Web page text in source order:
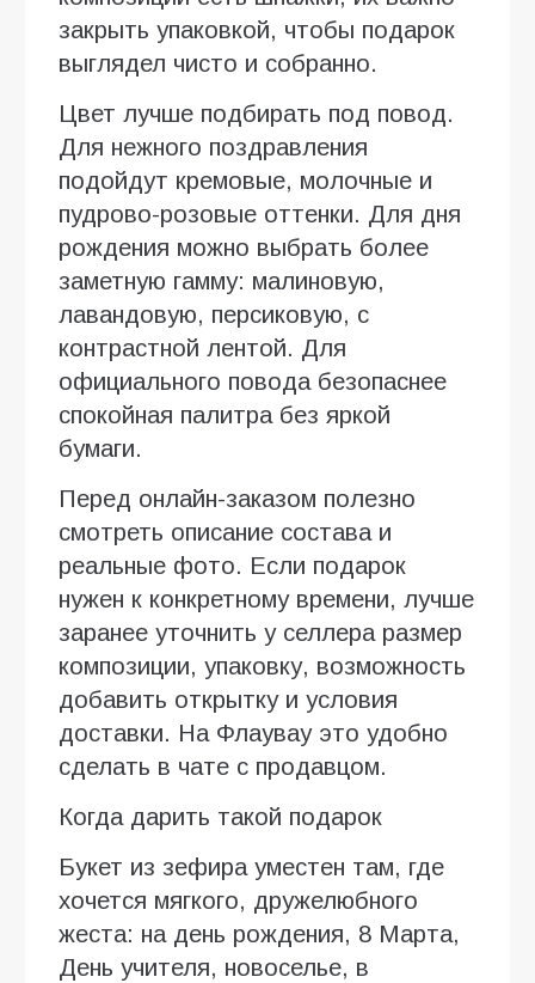
закрыть упаковкой, чтобы подарок
выглядел чисто и собранно.
Цвет лучше подбирать под повод.
Для нежного поздравления
подойдут кремовые, молочные и
пудрово-розовые оттенки. Для дня
рождения можно выбрать более
заметную гамму: малиновую,
лавандовую, персиковую, с
контрастной лентой. Для
официального повода безопаснее
спокойная палитра без яркой
бумаги.
Перед онлайн-заказом полезно
смотреть описание состава и
реальные фото. Если подарок
нужен к конкретному времени, лучше
заранее уточнить у селлера размер
композиции, упаковку, возможность
добавить открытку и условия
доставки. На Флаувау это удобно
сделать в чате с продавцом.
Когда дарить такой подарок
Букет из зефира уместен там, где
хочется мягкого, дружелюбного
жеста: на день рождения, 8 Марта,
День учителя, новоселье, в